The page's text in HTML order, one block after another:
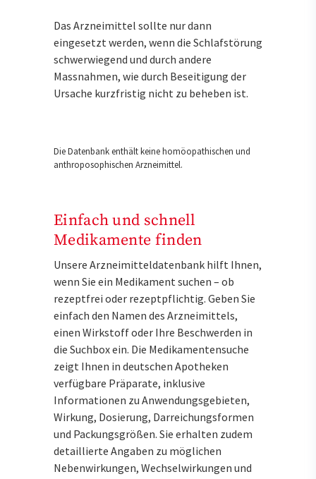
Das Arzneimittel sollte nur dann
eingesetzt werden, wenn die Schlafstörung
schwerwiegend und durch andere
Massnahmen, wie durch Beseitigung der
Ursache kurzfristig nicht zu beheben ist.
Die Datenbank enthält keine homöopathischen und
anthroposophischen Arzneimittel.
Einfach und schnell
Medikamente finden
Unsere Arzneimitteldatenbank hilft Ihnen,
wenn Sie ein Medikament suchen – ob
rezeptfrei oder rezeptpflichtig. Geben Sie
einfach den Namen des Arzneimittels,
einen Wirkstoff oder Ihre Beschwerden in
die Suchbox ein. Die Medikamentensuche
zeigt Ihnen in deutschen Apotheken
verfügbare Präparate, inklusive
Informationen zu Anwendungsgebieten,
Wirkung, Dosierung, Darreichungsformen
und Packungsgrößen. Sie erhalten zudem
detaillierte Angaben zu möglichen
Nebenwirkungen, Wechselwirkungen und